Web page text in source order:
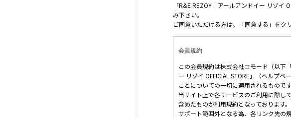
「R&E REZOY｜アールアンドイー リゾイ
み下さい。
ご同意いただける方は、「同意する」をク
会員規約
この会員規約は株式会社コモード（以下
ー リゾイ OFFICIAL STORE」（ヘルプ
ことについての一切に適用されるものです
当サイト上で各サービスのご利用に際し
含めたものが利用規約となっております
サポート範囲外となる為、各リンク先の